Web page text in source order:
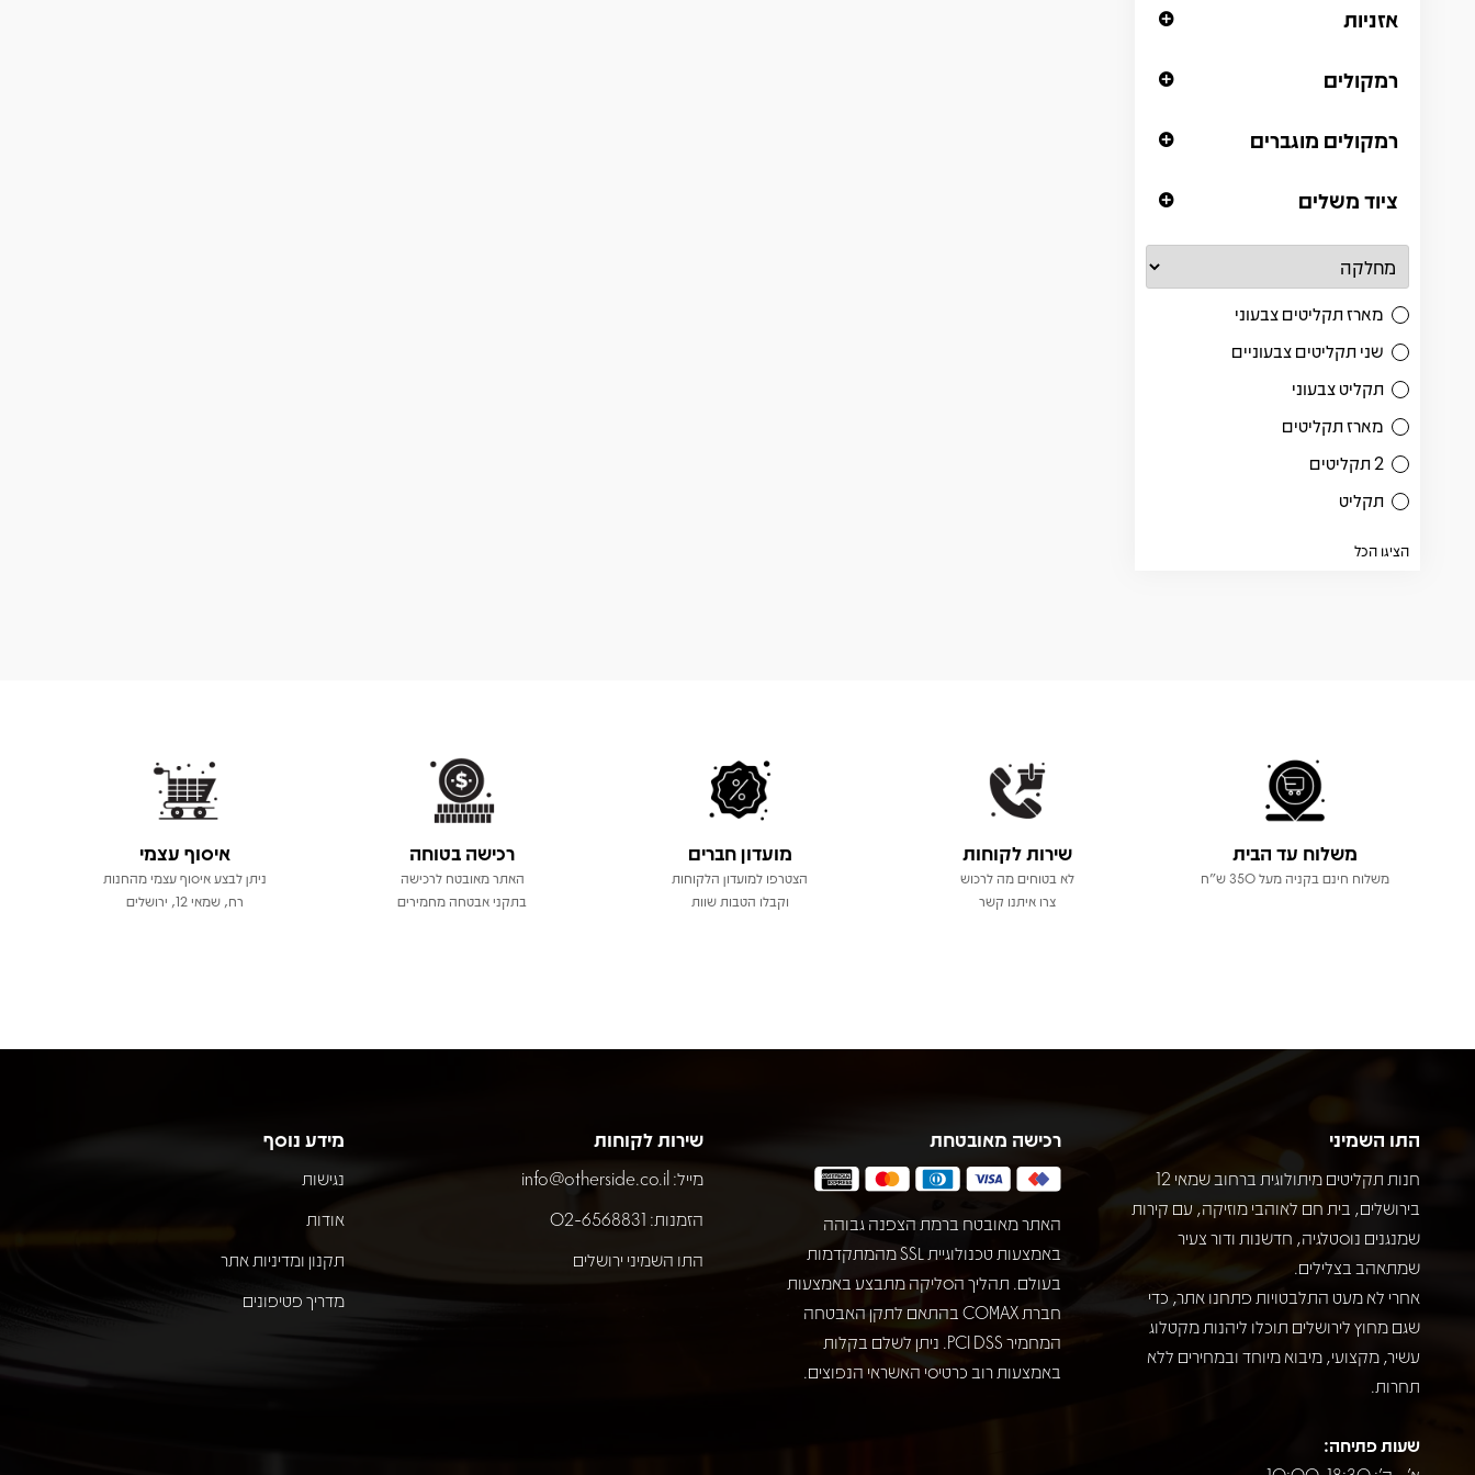
אזניות
רמקולים
רמקולים מוגברים
ציוד משלים
מארז תקליטים צבעוני
שני תקליטים צבעוניים
תקליט צבעוני
מארז תקליטים
2 תקליטים
תקליט
הציגו הכל
משלוח עד הבית
משלוח חינם בקניה מעל 350 ש"ח
שירות לקוחות
לא בטוחים מה לרכוש
צרו איתנו קשר
מועדון חברים
הצטרפו למועדון הלקוחות
וקבלו הטבות שוות
רכישה בטוחה
האתר מאובטח לרכישה
בתקני אבטחה מחמירים
איסוף עצמי
ניתן לבצע איסוף עצמי מהחנות
רח, שמאי 12, ירושלים
התו השמיני
חנות תקליטים מיתולוגית ברחוב שמאי 12
בירושלים, בית חם לאוהבי מוזיקה, עם קירות
שמנגנים נוסטלגיה, חדשנות ודור צעיר
שמתאהב בצלילים.
אחרי לא מעט התלבטויות פתחנו אתר, כדי
שגם מחוץ לירושלים תוכלו ליהנות מקטלוג
עשיר, מקצועי, מיבוא מיוחד ובמחירים ללא
תחרות.
שעות פתיחה:
רכישה מאובטחת
האתר מאובטח ברמת הצפנה גבוהה
באמצעות טכנולוגיית SSL מהמתקדמות
בעולם. תהליך הסליקה מתבצע באמצעות
חברת COMAX בהתאם לתקן האבטחה
המחמיר PCI DSS. ניתן לשלם בקלות
באמצעות רוב כרטיסי האשראי הנפוצים.
שירות לקוחות
מייל: info@otherside.co.il
הזמנות: 02-6568831
התו השמיני ירושלים
מידע נוסף
נגישות
אודות
תקנון ומדיניות אתר
מדריך פטיפונים